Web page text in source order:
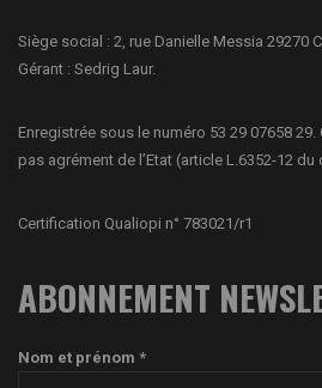
Siège social : 2, rue Danielle Messia 29270
Gérant : Sedrig Laur.
Enregistrée sous le numéro 53 29 07658
pas agrément de l’Etat (article L.6352-12
Certification Qualiopi n° 783021/r1
ABONNEMENT
Nom et prénom *